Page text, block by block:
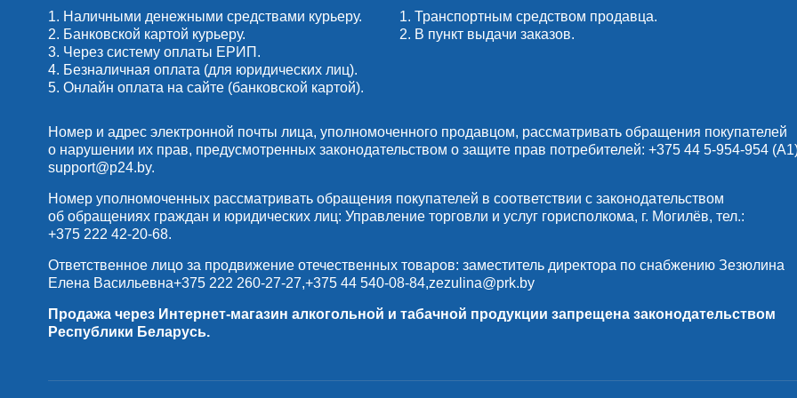
1. Наличными денежными средствами курьеру.
2. Банковской картой курьеру.
3. Через систему оплаты ЕРИП.
4. Безналичная оплата (для юридических лиц).
5. Онлайн оплата на сайте (банковской картой).
1. Транспортным средством продавца.
2. В пункт выдачи заказов.
Номер и адрес электронной почты лица, уполномоченного продавцом, рассматривать обращения покупателей
о нарушении их прав, предусмотренных законодательством о защите прав потребителей: +375 44 5-954-954
support@p24.by.
Номер уполномоченных рассматривать обращения покупателей в соответствии с законодательством
об обращениях граждан и юридических лиц: Управление торговли и услуг горисполкома, г. Могилёв, тел.:
+375 222 42-20-68.
Ответственное лицо за продвижение отечественных товаров: заместитель директора по снабжению Зезюлина
Елена Васильевна+375 222 260-27-27,+375 44 540-08-84,zezulina@prk.by
Продажа через Интернет-магазин алкогольной и табачной продукции запрещена законодательством
Республики Беларусь.